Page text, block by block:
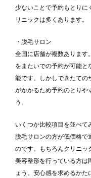
少ないことで予約もとりに
リニックは多くあります。
・脱毛サロン
全国に店舗が複数あります
をまたいでの予約が可能
能です。しかしできたての
がかかるため予約のとりや
う。
いくつか比較項目を並べて
脱毛サロンの方が低価格
のです。もちろんクリニッ
美容整形を行っている方は
ょう。安心感を求めるか